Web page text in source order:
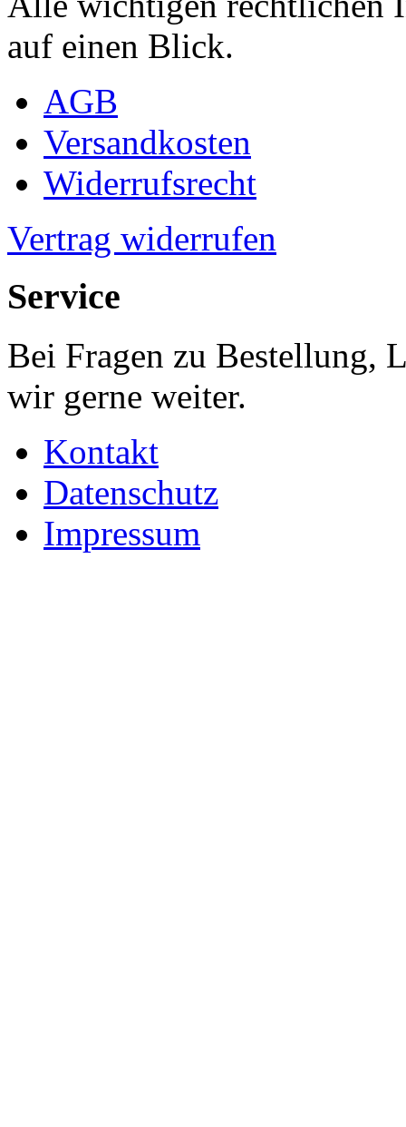
auf einen Blick.
AGB
Versandkosten
Widerrufsrecht
Vertrag widerrufen
Service
Bei Fragen zu Bestellung,
wir gerne weiter.
Kontakt
Datenschutz
Impressum